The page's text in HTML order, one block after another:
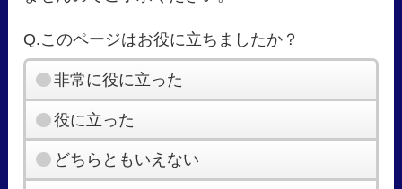
Q.このページはお役に立ちましたか？
非常に役に立った
役に立った
どちらともいえない